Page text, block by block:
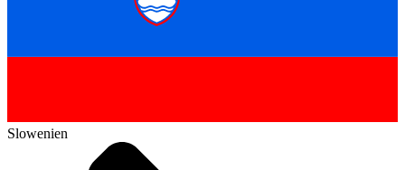
Slowenien